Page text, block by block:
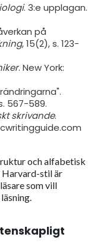
. 3:e upplagan.
på
, 15(2), s. 123-
. New York:
567-589.
skrivande.
och alfabetisk
Harvard-stil är
som vill